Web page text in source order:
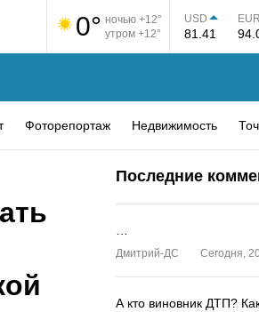
0° ночью +12°
утром +12°
USD
81.41
EUR
Фоторепортаж Недвижимость
Последние
Дмитрий-ДС Сегодня,
А кто виновник ДТП?